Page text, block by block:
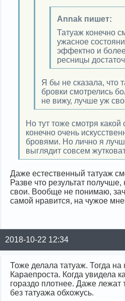
Annak пишет:
Татуаж конечно
ужасное
эффектно и
ресницы
Я бы не сказала, что
бровки смотрелись
не вижу, лучше уж
Но тут тоже смотря
конечно очень
бровями. Но лично я
выглядит совсем
Даже естественный татуаж
Разве что результат
свои. Вообще не понимаю,
самой нравится, на чужое
2018-10-22 12:34
Тоже делала татуаж. Тогда
Караепроста. Когда увидела
гораздо плотнее. Даже лежат
без татуажа обхожусь.